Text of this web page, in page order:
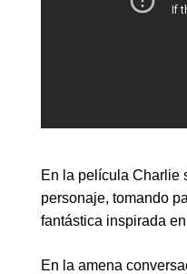
En la película Charlie
personaje, tomando
fantástica inspirada
En la amena